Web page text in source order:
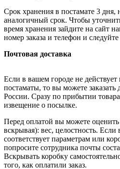
Срок хранения в постамате 3
аналогичный срок. Чтобы
время хранения зайдите на сайт
номер заказа и телефон и
Почтовая доставка
Если в вашем городе не действует
постаматы, то вы можете заказать
России. Сразу по прибытии
извещение о посылке.
Перед оплатой вы можете оценить
вскрывая): вес, целостность. Если
соответствует параметрам или
попросите сотрудника почты
Вскрывать коробку
того, как оплатили заказ.